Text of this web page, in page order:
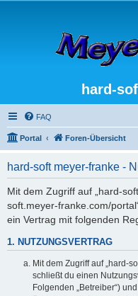
hard-
FAQ
Portal Foren-Übersicht
hard-soft meyer-franke -
Mit dem Zugriff auf „hard-
soft.meyer-franke.com/
ein Vertrag mit folgenden
1. NUTZUNGSVERTRAG
Mit dem Zugriff auf „hard-
schließt du einen
Folgenden „Betreiber“)